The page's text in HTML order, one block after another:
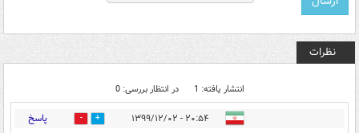
نظرات
انتشار یافته: 1 در انتظار بررسی: 0
۲۰:۵۴ - ۱۳۹۹/۱۲/۰۲ 4 پاسخ